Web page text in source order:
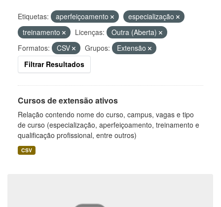
Etiquetas: aperfeiçoamento
especialização
treinamento
Licenças:
Outra (Aberta)
Formatos:
CSV Grupos:
Extensão
Filtrar Resultados
Cursos de extensão ativos
Relação contendo nome do curso, campus, vagas e tipo
de curso (especialização, aperfeiçoamento, treinamento e
qualificação profissional, entre outros)
CSV